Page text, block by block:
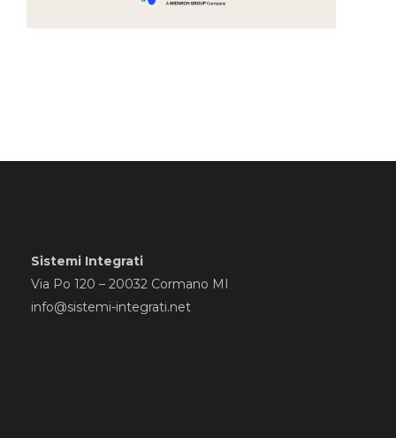
Sistemi Integrati
Via Po 120 – 20032 Cormano MI
info@sistemi-integrati.net